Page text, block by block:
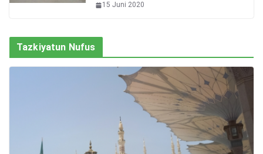
15 Juni 2020
Tazkiyatun Nufus